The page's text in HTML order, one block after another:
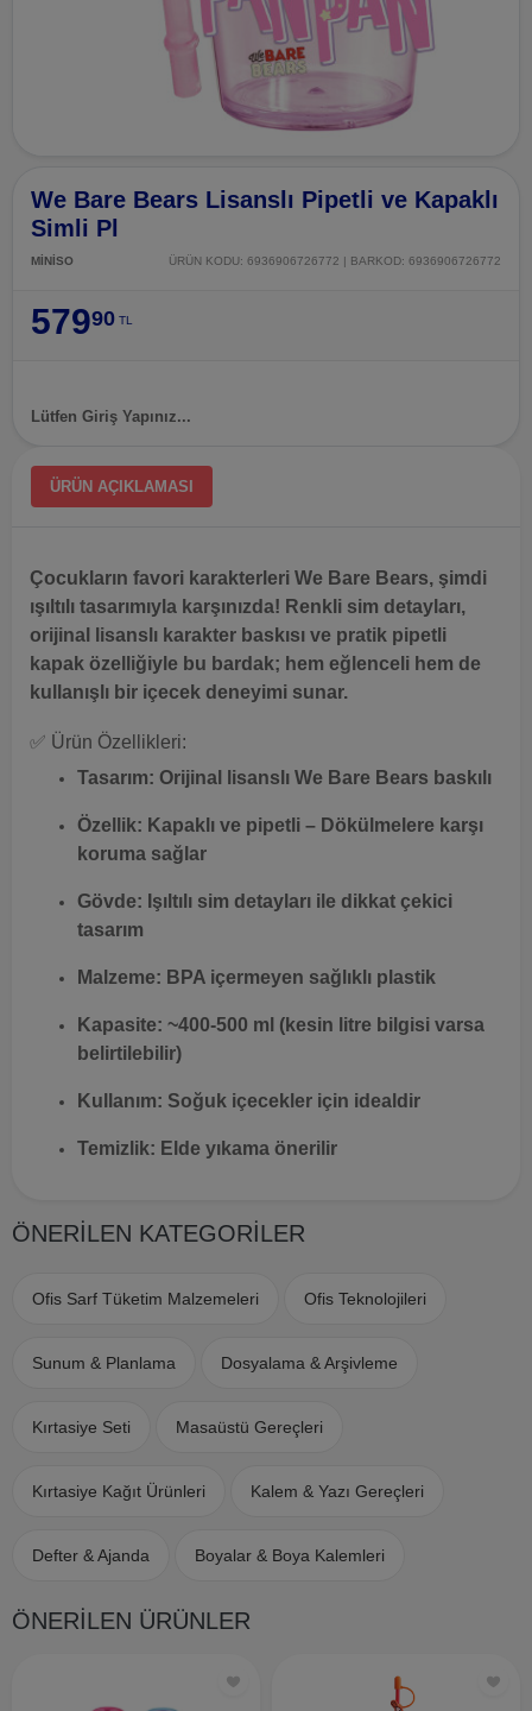
We Bare Bears Lisanslı Pipetli ve Kapaklı
Simli Pl
MİNİSO ÜRÜN KODU: 6936906726772 | BARKOD: 6936906726772
57990 TL
Lütfen Giriş Yapınız...
ÜRÜN AÇIKLAMASI
Çocukların favori karakterleri We Bare Bears, şimdi
ışıltılı tasarımıyla karşınızda! Renkli sim detayları,
orijinal lisanslı karakter baskısı ve pratik pipetli
kapak özelliğiyle bu bardak; hem eğlenceli hem de
kullanışlı bir içecek deneyimi sunar.
✅ Ürün Özellikleri:
Tasarım: Orijinal lisanslı We Bare Bears baskılı
Özellik: Kapaklı ve pipetli – Dökülmelere karşı
koruma sağlar
Gövde: Işıltılı sim detayları ile dikkat çekici
tasarım
Malzeme: BPA içermeyen sağlıklı plastik
Kapasite: ~400-500 ml (kesin litre bilgisi varsa
belirtilebilir)
Kullanım: Soğuk içecekler için idealdir
Temizlik: Elde yıkama önerilir
ÖNERİLEN KATEGORİLER
Ofis Sarf Tüketim Malzemeleri Ofis Teknolojileri
Sunum & Planlama Dosyalama & Arşivleme
Kırtasiye Seti Masaüstü Gereçleri
Kırtasiye Kağıt Ürünleri Kalem & Yazı Gereçleri
Defter & Ajanda Boyalar & Boya Kalemleri
ÖNERİLEN ÜRÜNLER